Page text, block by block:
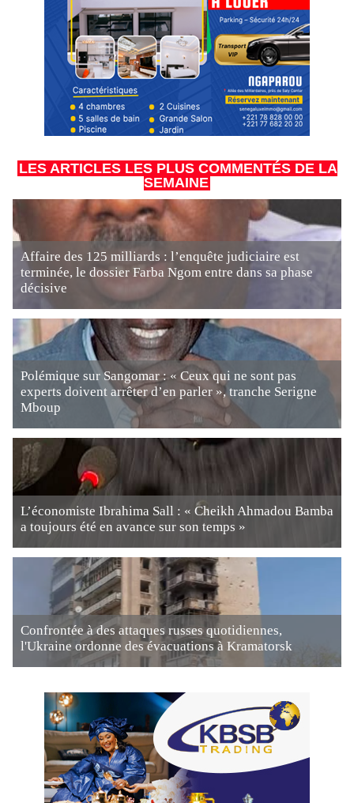
LES ARTICLES LES PLUS COMMENTÉS DE LA
SEMAINE
Affaire des 125 milliards : l’enquête judiciaire est
terminée, le dossier Farba Ngom entre dans sa phase
décisive
Polémique sur Sangomar : « Ceux qui ne sont pas
experts doivent arrêter d’en parler », tranche Serigne
Mboup
L’économiste Ibrahima Sall : « Cheikh Ahmadou Bamba
a toujours été en avance sur son temps »
Confrontée à des attaques russes quotidiennes,
l'Ukraine ordonne des évacuations à Kramatorsk